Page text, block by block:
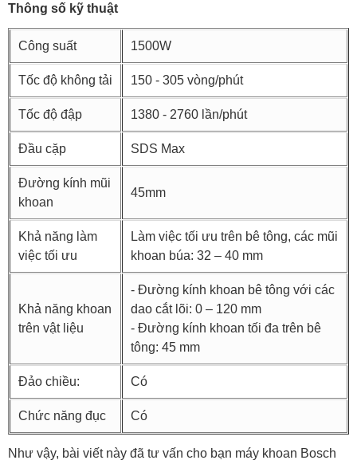
Thông số kỹ thuật
Công suất 1500W
Tốc độ không tải 150 - 305 vòng/phút
Tốc độ đập 1380 - 2760 lần/phút
Đầu cặp SDS Max
Đường kính mũi
khoan
45mm
Khả năng làm
việc tối ưu
Làm việc tối ưu trên bê tông, các mũi
khoan búa: 32 – 40 mm
Khả năng khoan
trên vật liệu
- Đường kính khoan bê tông với các
dao cắt lõi: 0 – 120 mm
- Đường kính khoan tối đa trên bê
tông: 45 mm
Đảo chiều: Có
Chức năng đục Có
Như vậy, bài viết này đã tư vấn cho bạn máy khoan Bosch